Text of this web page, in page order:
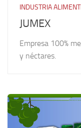
INDUSTRIA
JUMEX
Empresa 100%
y néctares.